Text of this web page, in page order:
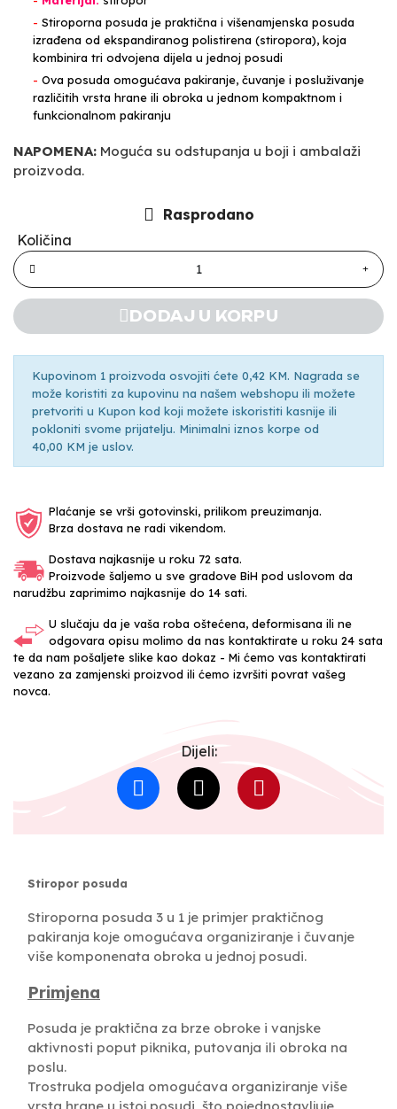
- Stiroporna posuda je praktična i višenamjenska posuda
izrađena od ekspandiranog polistirena (stiropora), koja
kombinira tri odvojena dijela u jednoj posudi
- Ova posuda omogućava pakiranje, čuvanje i posluživanje
različitih vrsta hrane ili obroka u jednom kompaktnom i
funkcionalnom pakiranju
NAPOMENA: Moguća su odstupanja u boji i ambalaži
proizvoda.
Rasprodano
Količina
DODAJ U KORPU
Kupovinom 1 proizvoda osvojiti ćete 0,42 KM. Nagrada se
može koristiti za kupovinu na našem webshopu ili možete
pretvoriti u Kupon kod koji možete iskoristiti kasnije ili
pokloniti svome prijatelju. Minimalni iznos korpe od
40,00 KM je uslov.
Plaćanje se vrši gotovinski, prilikom preuzimanja.
Brza dostava ne radi vikendom.
Dostava najkasnije u roku 72 sata.
Proizvode šaljemo u sve gradove BiH pod uslovom da
narudžbu zaprimimo najkasnije do 14 sati.
U slučaju da je vaša roba oštećena, deformisana ili ne
odgovara opisu molimo da nas kontaktirate u roku 24 sata
te da nam pošaljete slike kao dokaz - Mi ćemo vas kontaktirati
vezano za zamjenski proizvod ili ćemo izvršiti povrat vašeg
novca.
Dijeli:
Stiropor posuda
Stiroporna posuda 3 u 1 je primjer praktičnog
pakiranja koje omogućava organiziranje i čuvanje
više komponenata obroka u jednoj posudi.
Primjena
Posuda je praktična za brze obroke i vanjske
aktivnosti poput piknika, putovanja ili obroka na
poslu.
Trostruka podjela omogućava organiziranje više
vrsta hrane u istoj posudi, što pojednostavljuje